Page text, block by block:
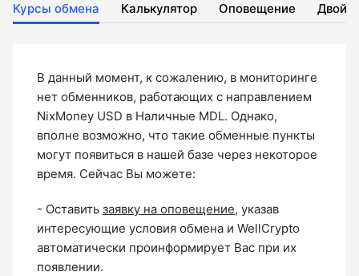
Курсы обмена Калькулятор Оповещение
В данный момент, к сожалению, в мониторинге
нет обменников, работающих с направлением
NixMoney USD в Наличные MDL. Однако,
вполне возможно, что такие обменные пункты
могут появиться в нашей базе через некоторое
время. Сейчас Вы можете:
- Оставить заявку на оповещение, указав
интересующие условия обмена и WellCrypto
автоматически проинформирует Вас при их
появлении.